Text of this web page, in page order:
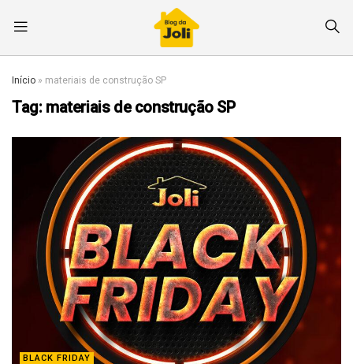
Início » materiais de construção SP
Tag: materiais de construção SP
BLACK FRIDAY